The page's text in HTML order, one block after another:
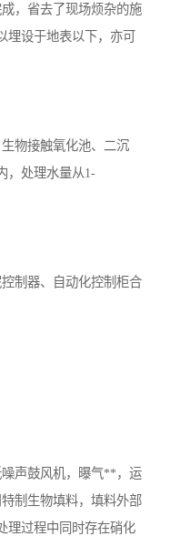
，省去了现场烦杂的施
埋设于地表以下，亦可
物接触氧化池、二沉
，处理水量从1-
制器、自动化控制柜合
声鼓风机，曝气**，运
制生物填料，填料外部
理过程中同时存在硝化